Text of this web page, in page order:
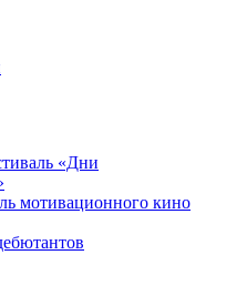
«Дни
мотивационного кино